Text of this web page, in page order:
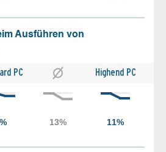
Ausführen von
PC Highend PC